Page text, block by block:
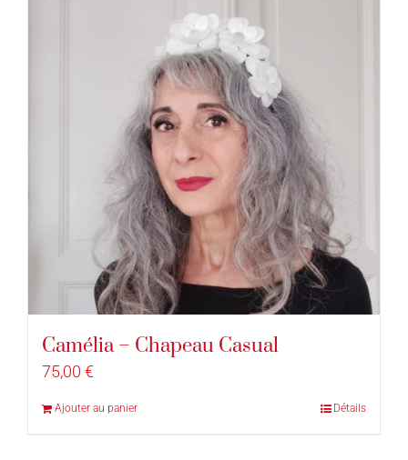
Camélia – Chapeau Casual
75,00 €
Ajouter au panier Détails